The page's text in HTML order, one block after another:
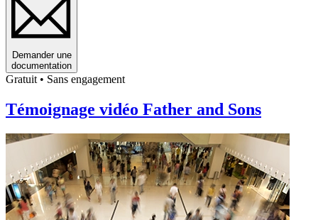
Demander une
documentation
Gratuit • Sans engagement
Témoignage vidéo Father and Sons